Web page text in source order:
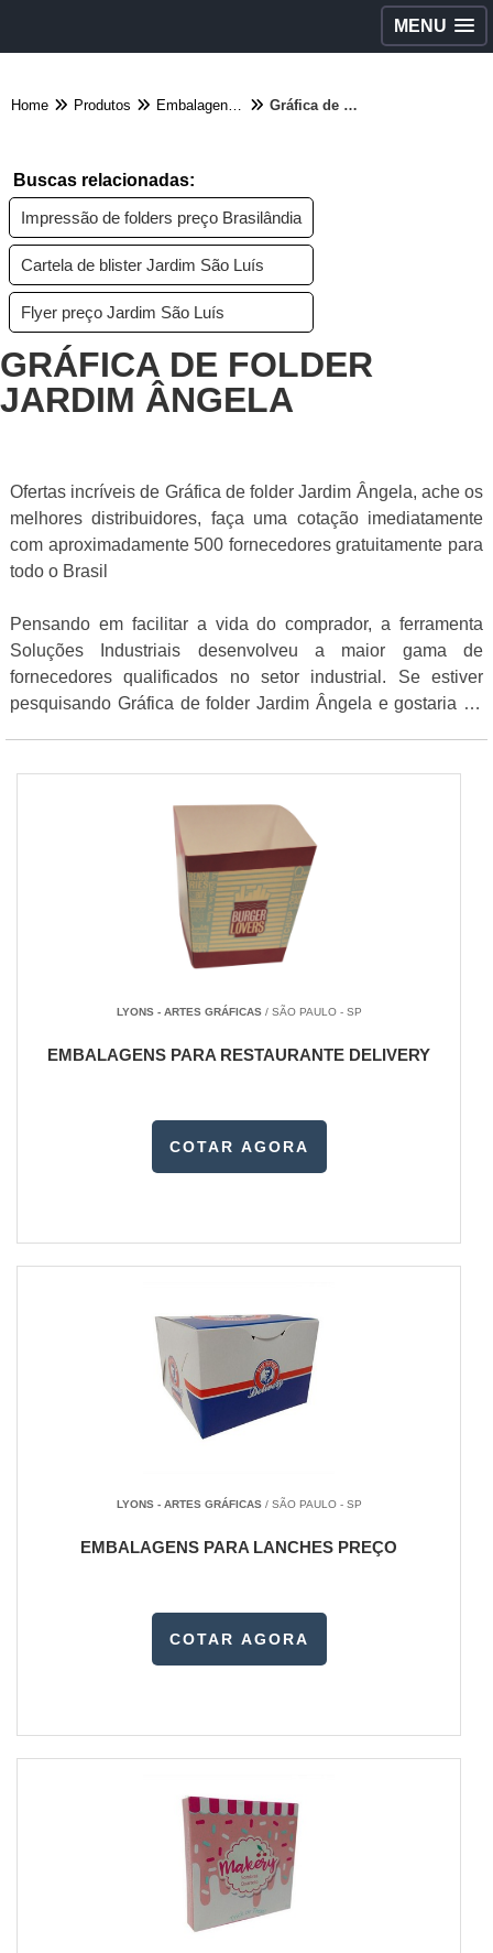
MENU
Home Produtos Embalagens diversas - Categoria Gráfica de folder Jardim Ângela
Buscas relacionadas:
Impressão de folders preço Brasilândia
Cartela de blister Jardim São Luís
Flyer preço Jardim São Luís
GRÁFICA DE FOLDER
JARDIM ÂNGELA
Ofertas incríveis de Gráfica de folder Jardim Ângela, ache os
melhores distribuidores, faça uma cotação imediatamente
com aproximadamente 500 fornecedores gratuitamente para
todo o Brasil
Pensando em facilitar a vida do comprador, a ferramenta
Soluções Industriais desenvolveu a maior gama de
fornecedores qualificados no setor industrial. Se estiver
pesquisando Gráfica de folder Jardim Ângela e gostaria de
LYONS - ARTES GRÁFICAS/ SÃO PAULO - SP
EMBALAGENS PARA RESTAURANTE DELIVERY
COTAR AGORA
LYONS - ARTES GRÁFICAS/ SÃO PAULO - SP
EMBALAGENS PARA LANCHES PREÇO
COTAR AGORA